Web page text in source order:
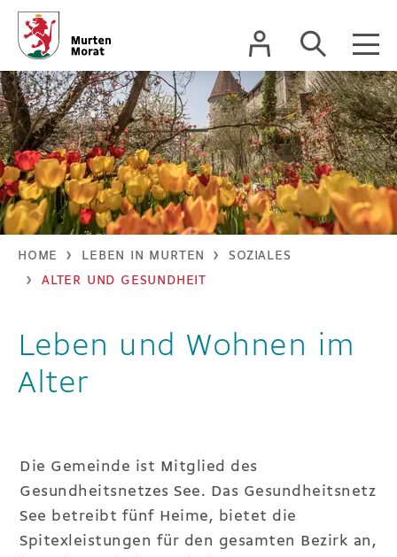
zur Startseite
Direkt zur Hauptnavigation
Direkt zum Inhalt
Direkt zur Suche
Direkt zum Stichwortverzeichnis
Kopfzeile
Inhalt
HOME LEBEN IN MURTEN
SOZIALES
ALTER UND GESUNDHEIT
Leben und Wohnen im
Alter
Die Gemeinde ist Mitglied des
Gesundheitsnetzes See. Das Gesundheitsnetz
See betreibt fünf Heime, bietet die
Spitexleistungen für den gesamten Bezirk an,
Zugehörige Objekte